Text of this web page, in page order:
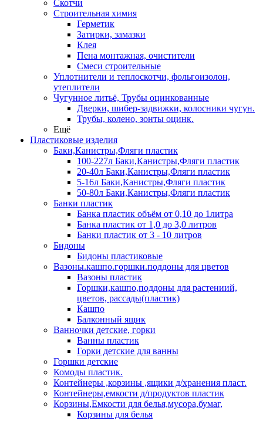
Скотчи
Строительная химия
Герметик
Затирки, замазки
Клея
Пена монтажная, очистители
Смеси строительные
Уплотнители и теплоскотчи, фольгоизолон,
утеплители
Чугунное литьё, Трубы оцинкованные
Дверки, шибер-задвижки, колосники чугун.
Трубы, колено, зонты оцинк.
Ещё
Пластиковые изделия
Баки,Канистры,Фляги пластик
100-227л Баки,Канистры,Фляги пластик
20-40л Баки,Канистры,Фляги пластик
5-16л Баки,Канистры,Фляги пластик
50-80л Баки,Канистры,Фляги пластик
Банки пластик
Банка пластик объём от 0,10 до 1литра
Банка пластик от 1,0 до 3,0 литров
Банки пластик от 3 - 10 литров
Бидоны
Бидоны пластиковые
Вазоны.кашпо.горшки.поддоны для цветов
Вазоны пластик
Горшки,кашпо,поддоны для растениий,
цветов, рассады(пластик)
Кашпо
Балконный ящик
Ванночки детские, горки
Ванны пластик
Горки детские для ванны
Горшки детские
Комоды пластик.
Контейнеры ,корзины ,ящики д/хранения пласт.
Контейнеры,емкости д/продуктов пластик
Корзины,Емкости для белья,мусора,бумаг,
Корзины для белья